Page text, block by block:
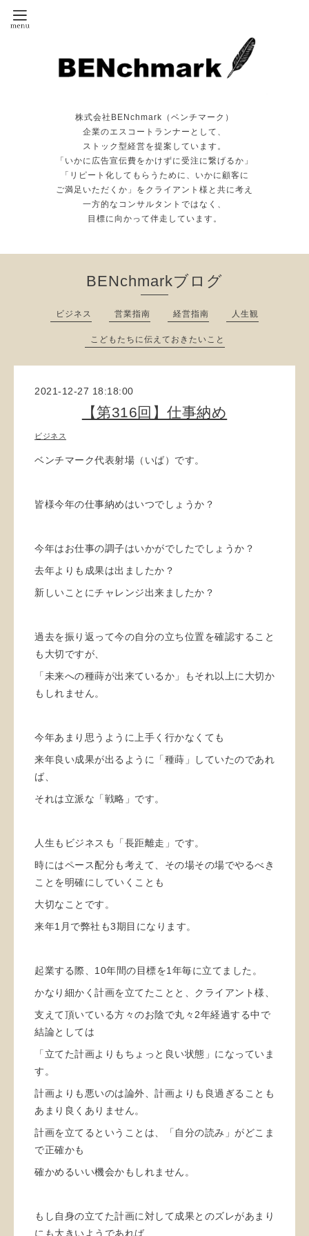
株式会社BENchmark（ベンチマーク）
企業のエスコートランナーとして、
ストック型経営を提案しています。
「いかに広告宣伝費をかけずに受注に繋げるか」
「リピート化してもらうために、いかに顧客に
ご満足いただくか」をクライアント様と共に考え
一方的なコンサルタントではなく、
目標に向かって伴走しています。
BENchmarkブログ
ビジネス 営業指南 経営指南 人生観
こどもたちに伝えておきたいこと
2021-12-27 18:18:00
【第316回】仕事納め
ビジネス
ベンチマーク代表射場（いば）です。
皆様今年の仕事納めはいつでしょうか？
今年はお仕事の調子はいかがでしたでしょうか？
去年よりも成果は出ましたか？
新しいことにチャレンジ出来ましたか？
過去を振り返って今の自分の立ち位置を確認すること
も大切ですが、
「未来への種蒔が出来ているか」もそれ以上に大切か
もしれません。
今年あまり思うように上手く行かなくても
来年良い成果が出るように「種蒔」していたのであれ
ば、
それは立派な「戦略」です。
人生もビジネスも「長距離走」です。
時にはペース配分も考えて、その場その場でやるべき
ことを明確にしていくことも
大切なことです。
来年1月で弊社も3期目になります。
起業する際、10年間の目標を1年毎に立てました。
かなり細かく計画を立てたことと、クライアント様、
支えて頂いている方々のお陰で丸々2年経過する中で
結論としては
「立てた計画よりもちょっと良い状態」になっていま
す。
計画よりも悪いのは論外、計画よりも良過ぎることも
あまり良くありません。
計画を立てるということは、「自分の読み」がどこま
で正確かも
確かめるいい機会かもしれません。
もし自身の立てた計画に対して成果とのズレがあまり
にも大きいようであれば